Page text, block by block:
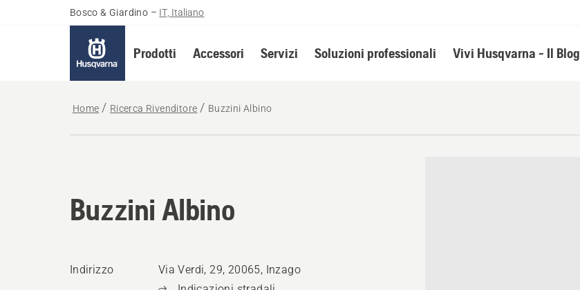
Bosco & Giardino – IT, Italiano
Prodotti Accessori Servizi Soluzioni professionali Vivi Husqvarna - Il Blog
Home Ricerca Rivenditore Buzzini Albino
Buzzini Albino
Indirizzo
Via Verdi, 29, 20065, Inzago